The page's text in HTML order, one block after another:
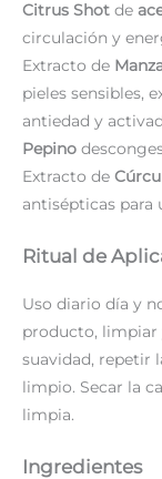
Citrus Shot de
circulación y
Extracto de
pieles sensibles,
antiedad y
Pepino
Extracto de
antisépticas para
Ritual de
Uso diario día y
producto, limpiar
suavidad, repetir
limpio. Secar la
limpia.
Ingredientes